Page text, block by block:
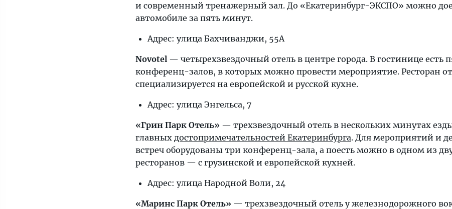
и современный тренажерный зал. До «Екатеринбург-ЭКСПО» можно
автомобиле за пять минут.
Адрес: улица Бахчиванджи, 55А
Novotel — четырехзвездочный отель в центре города. В гостинице есть
конференц-залов, в которых можно провести мероприятие. Ресторан
специализируется на европейской и русской кухне.
Адрес: улица Энгельса, 7
«Грин Парк Отель» — трехзвездочный отель в нескольких минутах
главных достопримечательностей Екатеринбурга. Для мероприятий и
встреч оборудованы три конференц-зала, а поесть можно в одном из
ресторанов — с грузинской и европейской кухней.
Адрес: улица Народной Воли, 24
«Маринс Парк Отель» — трехзвездочный отель у железнодорожного